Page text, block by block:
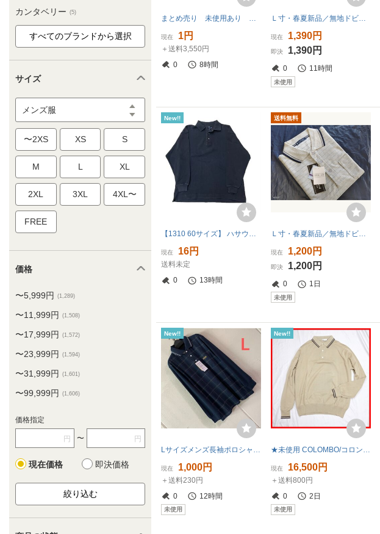
カンタベリー (5)
サイズ
メンズ服
〜2XS XS S
M L XL
2XL 3XL 4XL〜
FREE
価格
〜5,999円 (1,289)
〜11,999円 (1,508)
〜17,999円 (1,572)
〜23,999円 (1,594)
〜31,999円 (1,601)
〜99,999円 (1,606)
価格指定
円 〜 円
現在価格 即決価格
まとめ売り 未使用あり 長袖 ポロ シャツ アウター トレーナー M/L/LL/3L/その他のみの出品です。２９枚ほどあり
現在 1円
＋送料3,550円
0
8時間
Ｌ寸・春夏新品／無地ドビーポロシャツ●サックスグレー
現在 1,390円
即決 1,390円
0 11時間
未使用
New!!
【1310 60サイズ】 ハサウェイ 90s 長袖ポロシャツ 古着 シャツ ポロシャツ 長袖
現在 16円
送料未定
0
13時間
送料無料
Ｌ寸・春夏新品／無地ドビーポロシャツ●杢グレー
現在 1,200円
即決 1,200円
0 1日
未使用
New!!
現在 1,000円
＋送料230円
0
12時間
未使用
New!!
現在 16,500円
＋送料800円
0
2日
未使用